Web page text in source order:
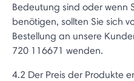
Bedeutung sind oder wenn
benötigen, sollten Sie sich
Bestellung an unsere
720 116671 wenden.
4.2 Der Preis der Produkte